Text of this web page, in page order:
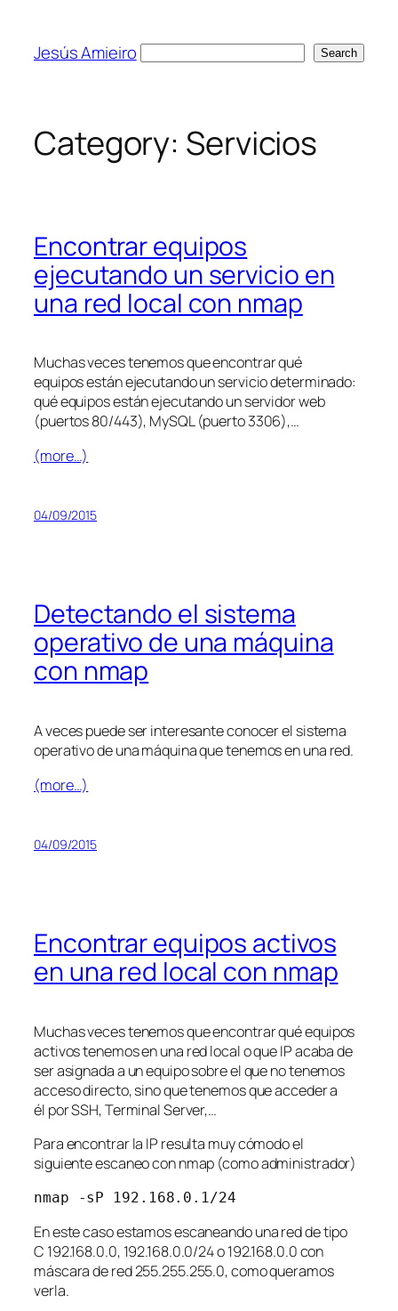
content
Jesús Amieiro Search
Category: Servicios
Encontrar equipos
ejecutando un servicio en
una red local con nmap
Muchas veces tenemos que encontrar qué
equipos están ejecutando un servicio determinado:
qué equipos están ejecutando un servidor web
(puertos 80/443), MySQL (puerto 3306),…
(more…)
04/09/2015
Detectando el sistema
operativo de una máquina
con nmap
A veces puede ser interesante conocer el sistema
operativo de una máquina que tenemos en una red.
(more…)
04/09/2015
Encontrar equipos activos
en una red local con nmap
Muchas veces tenemos que encontrar qué equipos
activos tenemos en una red local o que IP acaba de
ser asignada a un equipo sobre el que no tenemos
acceso directo, sino que tenemos que acceder a
él por SSH, Terminal Server,…
Para encontrar la IP resulta muy cómodo el
siguiente escaneo con nmap (como administrador)
nmap -sP 192.168.0.1/24
En este caso estamos escaneando una red de tipo
C 192.168.0.0, 192.168.0.0/24 o 192.168.0.0 con
máscara de red 255.255.255.0, como queramos
verla.